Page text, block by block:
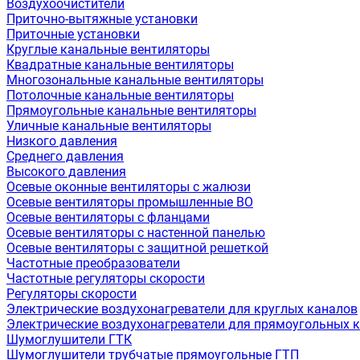
Воздухоочистители
Приточно-вытяжные установки
Приточные установки
Круглые канальные вентиляторы
Квадратные канальные вентиляторы
Многозональные канальные вентиляторы
Потолочные канальные вентиляторы
Прямоугольные канальные вентиляторы
Уличные канальные вентиляторы
Низкого давления
Среднего давления
Высокого давления
Осевые оконные вентиляторы с жалюзи
Осевые вентиляторы промышленные ВО
Осевые вентиляторы с фланцами
Осевые вентиляторы с настенной панелью
Осевые вентиляторы с защитной решеткой
Частотные преобразователи
Частотные регуляторы скорости
Регуляторы скорости
Электрические воздухонагреватели для круглых каналов
Электрические воздухонагреватели для прямоугольных
Шумоглушители ГТК
Шумоглушители трубчатые прямоугольные ГТП